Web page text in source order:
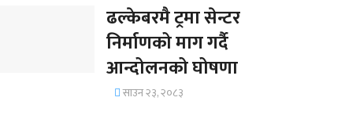
ढल्केबरमै ट्रमा सेन्टर
निर्माणको माग गर्दै
आन्दोलनको घोषणा
साउन २३, २०८३